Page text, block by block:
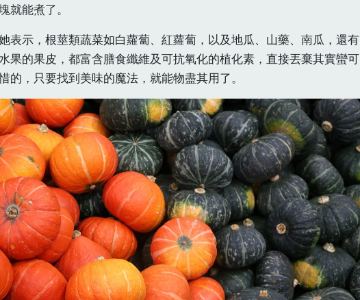
就能煮了。
表示，根莖類蔬菜如白蘿蔔、紅蘿蔔，以及地瓜、山藥、南瓜，還有
果的果皮，都富含膳食纖維及可抗氧化的植化素，直接丟棄其實蠻可
的，只要找到美味的魔法，就能物盡其用了。